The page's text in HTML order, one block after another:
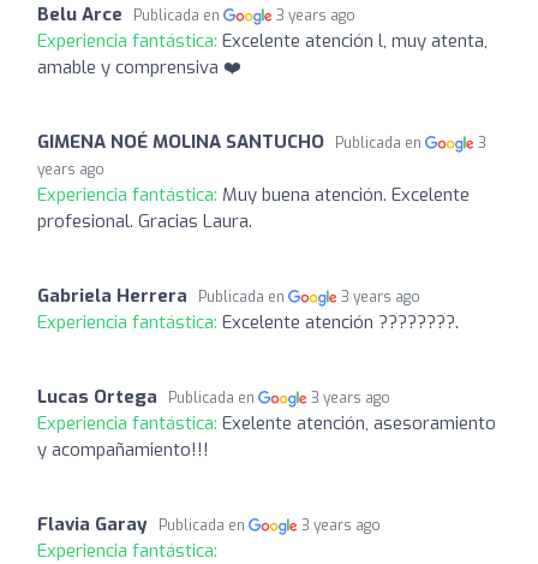
Belu Arce Publicada en 3 years ago
Experiencia fantástica: Excelente atención l, muy atenta,
amable y comprensiva ❤️
GIMENA NOÉ MOLINA SANTUCHO Publicada en
3
years ago
Experiencia fantástica: Muy buena atención. Excelente
profesional. Gracias Laura.
Gabriela Herrera Publicada en 3 years ago
Experiencia fantástica: Excelente atención ????????.
Lucas Ortega Publicada en 3 years ago
Experiencia fantástica: Exelente atención, asesoramiento
y acompañamiento!!!
Flavia Garay Publicada en 3 years ago
Experiencia fantástica: